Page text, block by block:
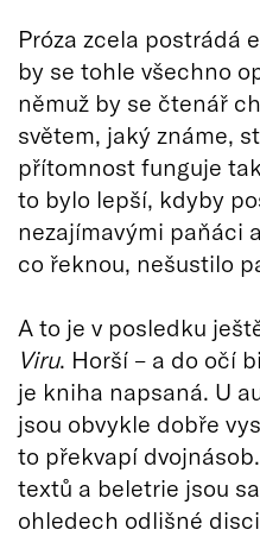
Próza zcela postrádá
by se tohle všechno
němuž by se čtenář
světem, jaký známe,
přítomnost funguje
to bylo lepší, kdyby
nezajímavými paňáci
co řeknou, nešustilo
A to je v posledku
Viru. Horší – a do očí
je kniha napsaná. U
jsou obvykle dobře
to překvapí
textů a beletrie jsou
ohledech odlišné